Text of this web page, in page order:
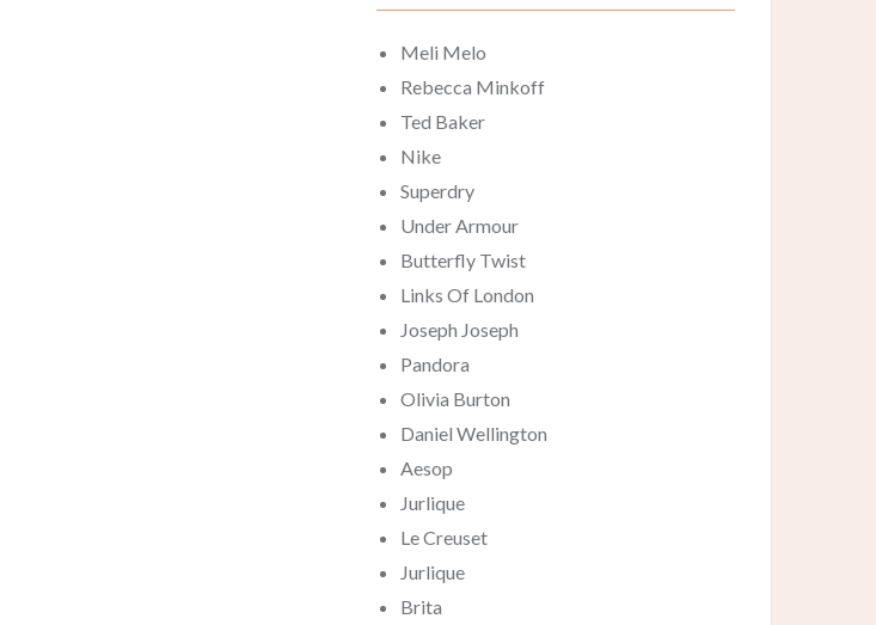
Meli Melo
Rebecca Minkoff
Ted Baker
Nike
Superdry
Under Armour
Butterfly Twist
Links Of London
Joseph Joseph
Pandora
Olivia Burton
Daniel Wellington
Aesop
Jurlique
Le Creuset
Jurlique
Brita